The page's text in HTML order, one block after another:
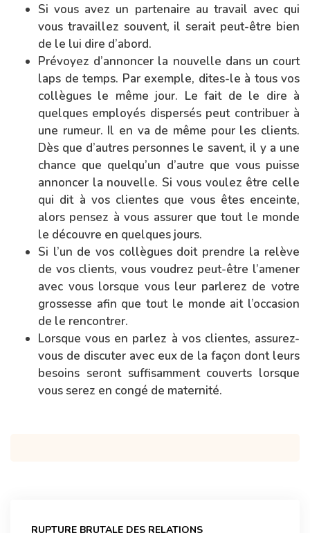
Si vous avez un partenaire au travail avec qui
vous travaillez souvent, il serait peut-être bien
de le lui dire d’abord.
Prévoyez d’annoncer la nouvelle dans un court
laps de temps. Par exemple, dites-le à tous vos
collègues le même jour. Le fait de le dire à
quelques employés dispersés peut contribuer à
une rumeur. Il en va de même pour les clients.
Dès que d’autres personnes le savent, il y a une
chance que quelqu’un d’autre que vous puisse
annoncer la nouvelle. Si vous voulez être celle
qui dit à vos clientes que vous êtes enceinte,
alors pensez à vous assurer que tout le monde
le découvre en quelques jours.
Si l’un de vos collègues doit prendre la relève
de vos clients, vous voudrez peut-être l’amener
avec vous lorsque vous leur parlerez de votre
grossesse afin que tout le monde ait l’occasion
de le rencontrer.
Lorsque vous en parlez à vos clientes, assurez-
vous de discuter avec eux de la façon dont leurs
besoins seront suffisamment couverts lorsque
vous serez en congé de maternité.
RUPTURE BRUTALE DES RELATIONS